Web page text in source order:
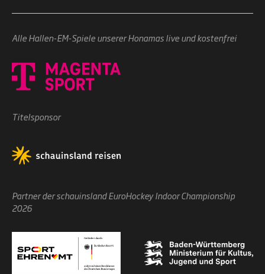
Alle Hallen-EM-Spiele unserer Honamas live und kostenfrei
Titelsponsor
Partner der schauinsland EuroHockey Indoor Championship
2026